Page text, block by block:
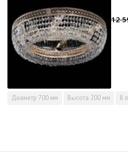
12
Диаметр 700 мм Высота 200 мм 8